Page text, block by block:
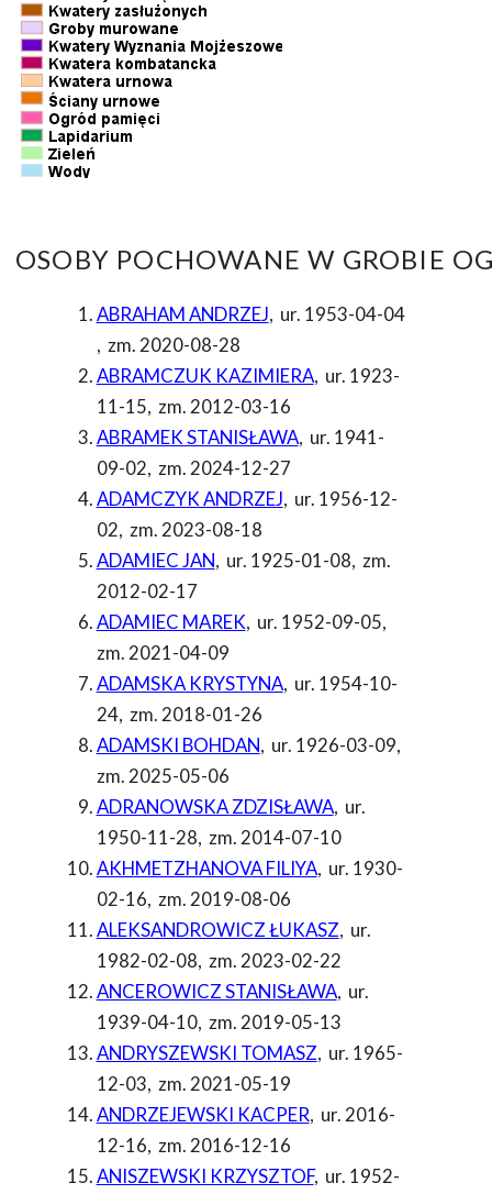
OSOBY POCHOWANE W GROBIE
ABRAHAM ANDRZEJ, ur. 1953-04-04
, zm. 2020-08-28
ABRAMCZUK KAZIMIERA, ur. 1923-
11-15, zm. 2012-03-16
ABRAMEK STANISŁAWA, ur. 1941-
09-02, zm. 2024-12-27
ADAMCZYK ANDRZEJ, ur. 1956-12-
02, zm. 2023-08-18
ADAMIEC JAN, ur. 1925-01-08, zm.
2012-02-17
ADAMIEC MAREK, ur. 1952-09-05,
zm. 2021-04-09
ADAMSKA KRYSTYNA, ur. 1954-10-
24, zm. 2018-01-26
ADAMSKI BOHDAN, ur. 1926-03-09,
zm. 2025-05-06
ADRANOWSKA ZDZISŁAWA, ur.
1950-11-28, zm. 2014-07-10
AKHMETZHANOVA FILIYA, ur. 1930-
02-16, zm. 2019-08-06
ALEKSANDROWICZ ŁUKASZ, ur.
1982-02-08, zm. 2023-02-22
ANCEROWICZ STANISŁAWA, ur.
1939-04-10, zm. 2019-05-13
ANDRYSZEWSKI TOMASZ, ur. 1965-
12-03, zm. 2021-05-19
ANDRZEJEWSKI KACPER, ur. 2016-
12-16, zm. 2016-12-16
ANISZEWSKI KRZYSZTOF, ur. 1952-